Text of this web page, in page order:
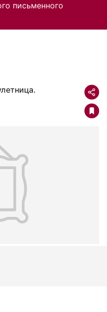
письменного